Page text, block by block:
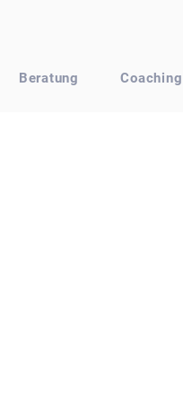
Beratung Coaching